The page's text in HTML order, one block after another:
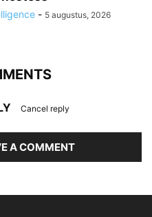
- 5 augustus, 2026
Cancel reply
A COMMENT